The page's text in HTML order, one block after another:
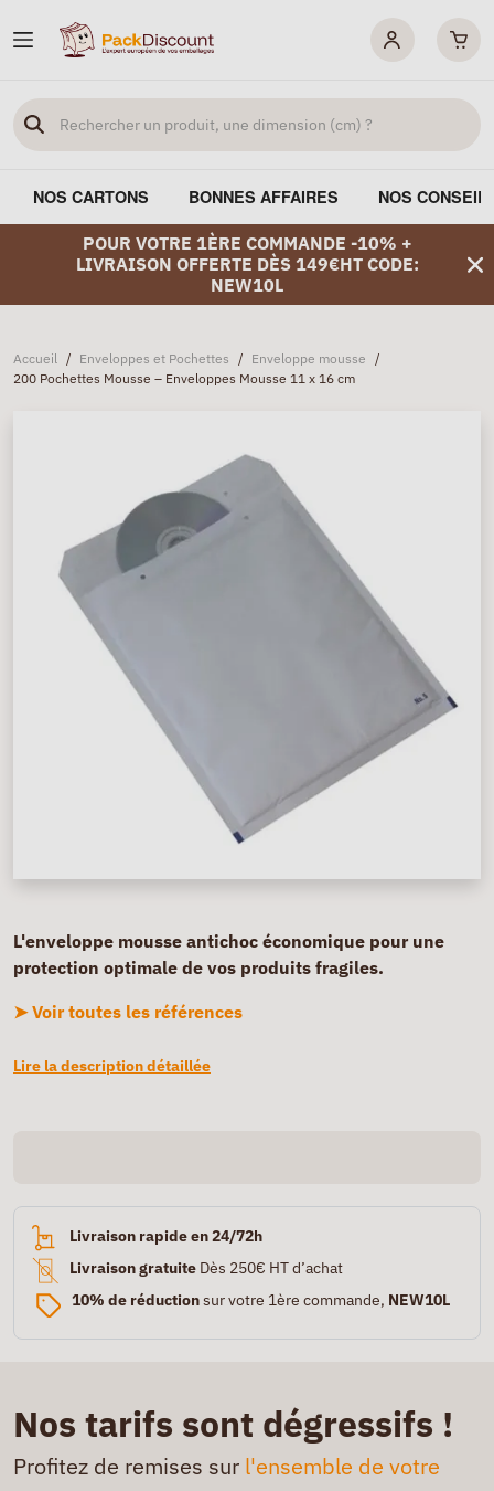
NOS CARTONS BONNES AFFAIRES NOS
POUR VOTRE 1ÈRE COMMANDE -10% +
LIVRAISON OFFERTE DÈS 149€HT CODE:
NEW10L
Accueil / Enveloppes et Pochettes / Enveloppe mousse /
200 Pochettes Mousse – Enveloppes Mousse 11 x 16 cm
L'enveloppe mousse antichoc économique pour une
protection optimale de vos produits fragiles.
➤ Voir toutes les références
Lire la description détaillée
Livraison rapide en 24/72h
Livraison gratuite Dès 250€ HT d’achat
10% de réductionsur votre 1ère commande, NEW10L
Nos tarifs sont dégressifs !
Profitez de remises sur l'ensemble de votre